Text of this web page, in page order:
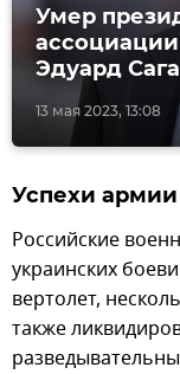
13 мая 2023, 13:08
Умер
Эдуард
Успехи
Российские
украинских
вертолет,
также